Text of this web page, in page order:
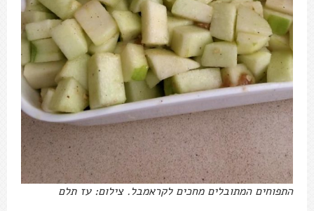
התפוחים המתובלים מחכים לקראמבל. צילום: עז תלם